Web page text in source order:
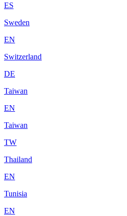
ES
Sweden
EN
Switzerland
DE
Taiwan
EN
Taiwan
TW
Thailand
EN
Tunisia
EN